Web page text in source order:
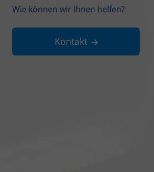
Wie können wir Ihnen helfen?
Kontakt